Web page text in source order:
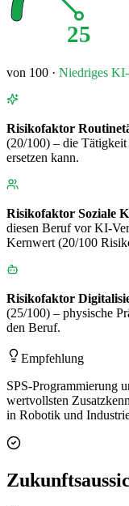
25
von 100 · Niedriges
Risikofaktor
(20/100) – die
ersetzen kann.
Risikofaktor Soziale
diesen Beruf vor KI-
Kernwert (20/100
Risikofaktor
(25/100) – physische
den Beruf.
Empfehlung
SPS-Programmierung
wertvollsten
in Robotik und